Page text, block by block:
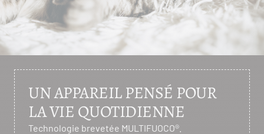
UN APPAREIL PENSÉ POUR
LA VIE QUOTIDIENNE
Technologie brevetée MULTIFUOCO®.